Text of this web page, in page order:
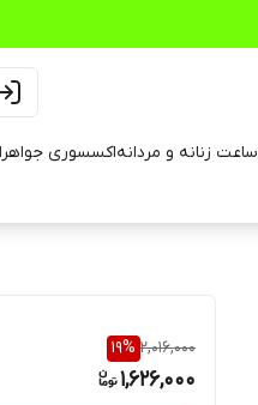
ساعت زنانه و مردانهاکسسوری
2,016,000
19%
1,626,000